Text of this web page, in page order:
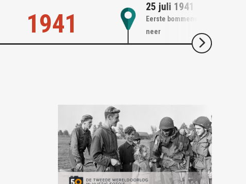
1941
25 juli 1941
Eerste bommenwerper stort
neer